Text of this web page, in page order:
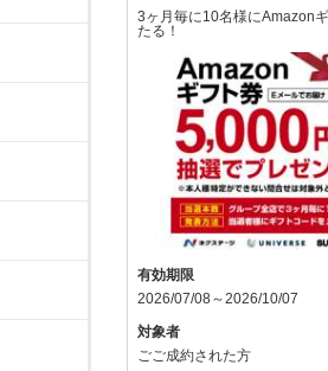
3ヶ月毎に10名様にAmazon
たる！
有効期限
2026/07/08～2026/10/07
対象者
ごご成約された方